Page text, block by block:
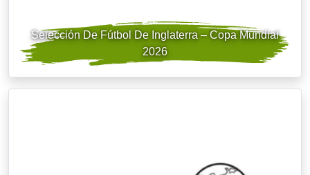
Selección De Fútbol De Inglaterra – Copa Mundial
2026